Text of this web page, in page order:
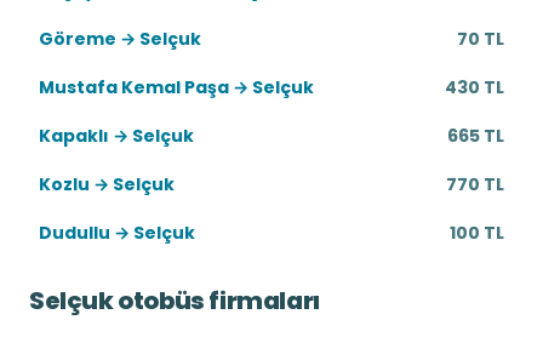
Göreme → Selçuk
70 TL
Mustafa Kemal Paşa → Selçuk
430 TL
Kapaklı → Selçuk
665 TL
Kozlu → Selçuk
770 TL
Dudullu → Selçuk
100 TL
Selçuk otobüs firmaları